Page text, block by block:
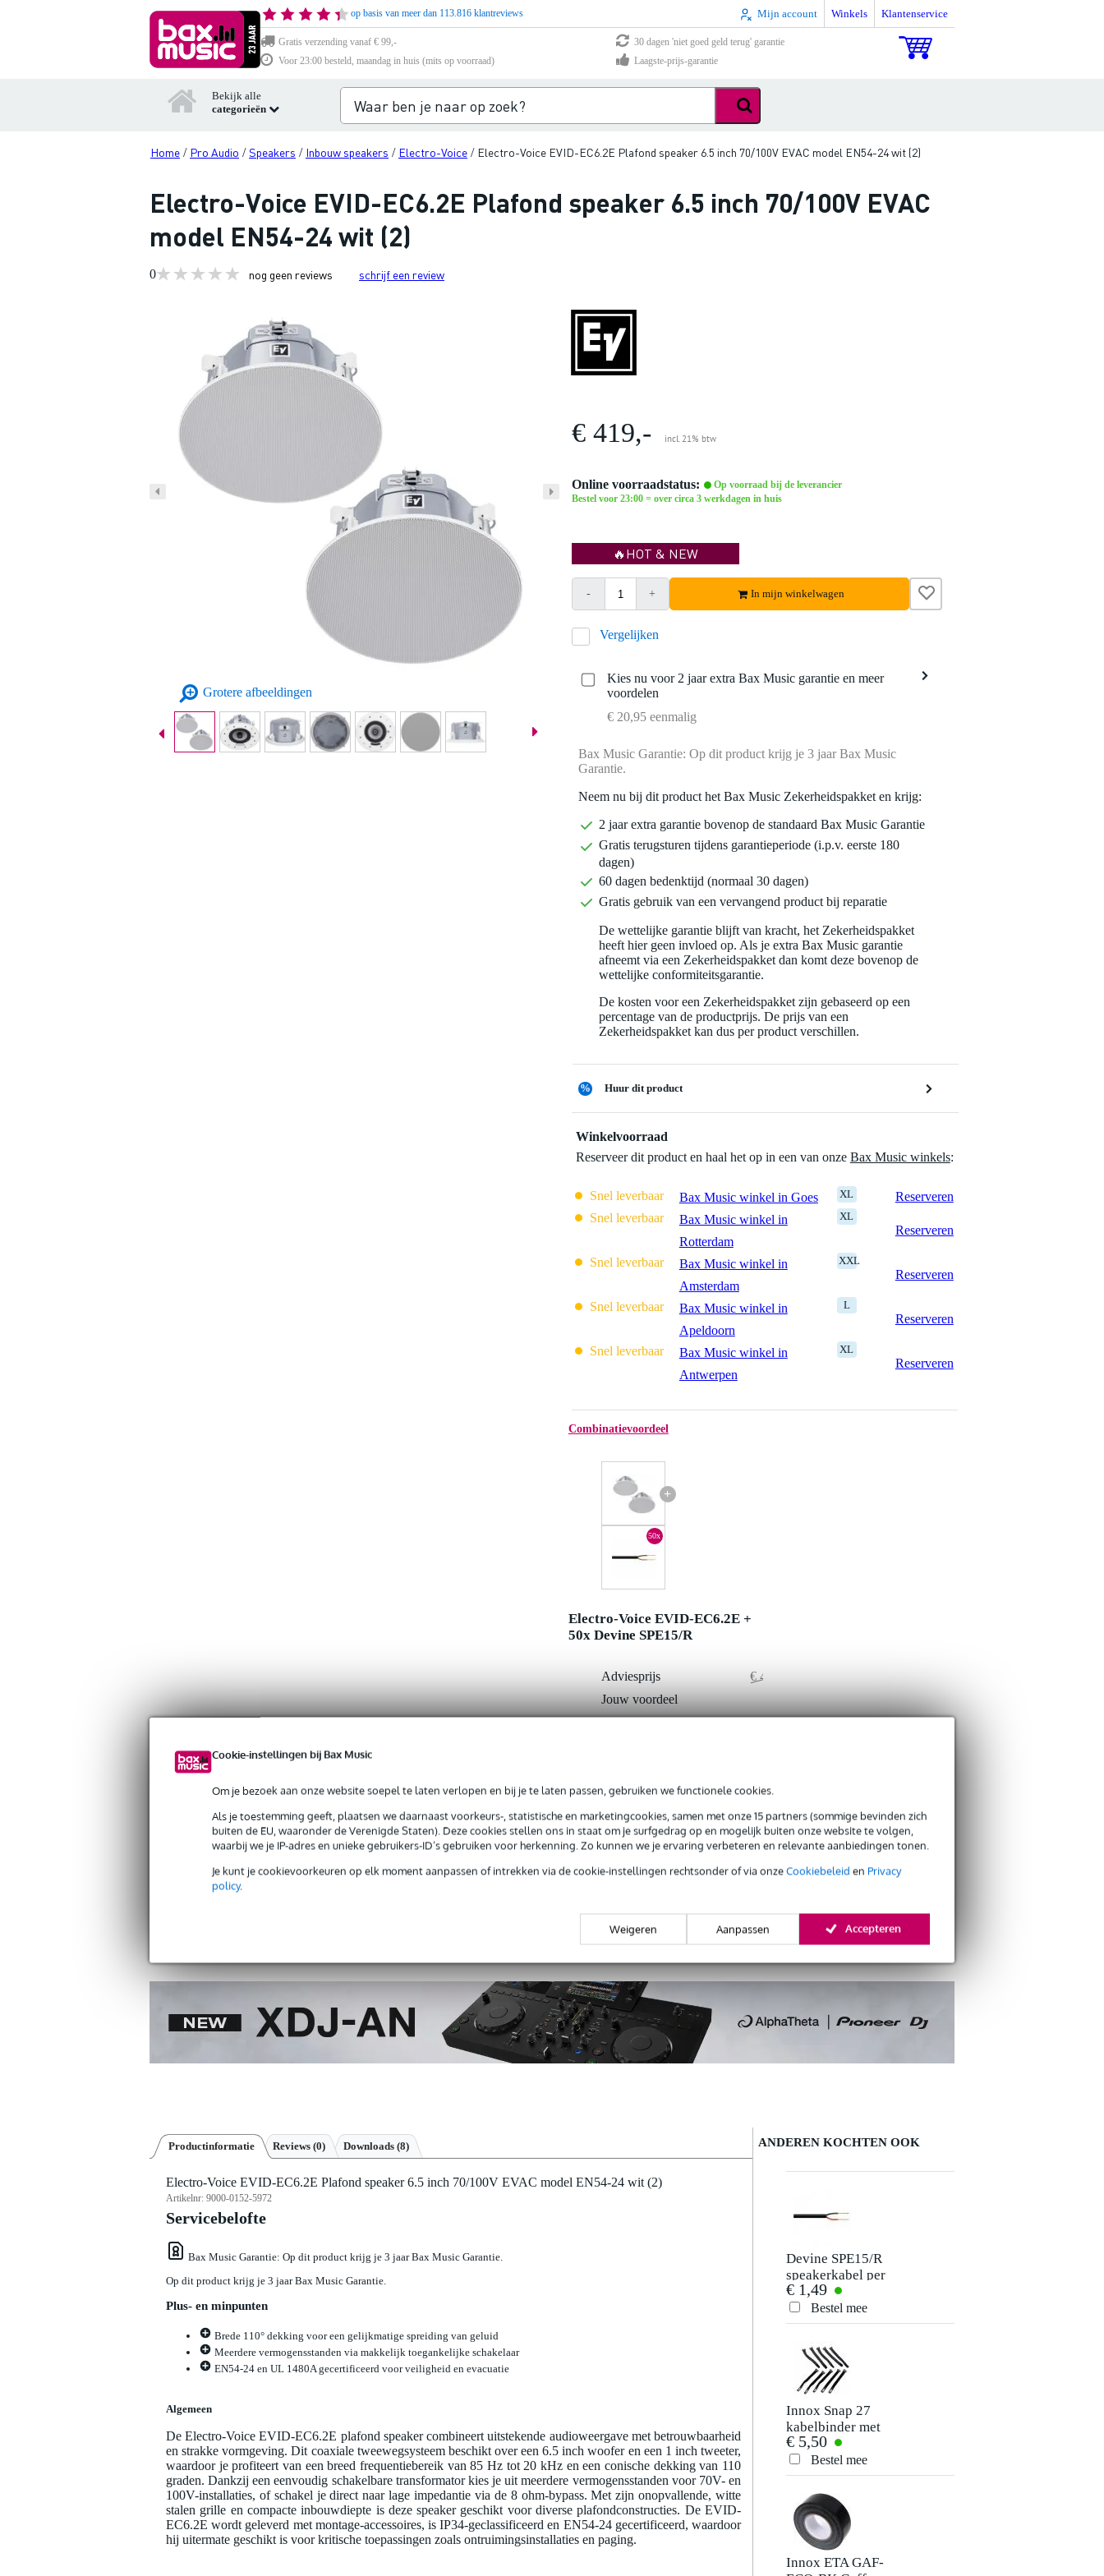
Cookie-instellingen bij Bax Music
Om je bezoek aan onze website soepel te laten verlopen en bij je te laten passen, gebruiken we functionele cookies.
Als je toestemming geeft, plaatsen we daarnaast voorkeurs-, statistische en marketingcookies, samen met onze 15 partners (sommige bevinden zich
buiten de EU, waaronder de Verenigde Staten). Deze cookies stellen ons in staat om je surfgedrag op en mogelijk buiten onze website te volgen,
waarbij we je IP-adres en unieke gebruikers-ID’s gebruiken voor herkenning. Zo kunnen we je ervaring verbeteren en relevante aanbiedingen tonen.
Je kunt je cookievoorkeuren op elk moment aanpassen of intrekken via de cookie-instellingen rechtsonder of via onzeCookiebeleid en Privacy
policy.
Weigeren Aanpassen Accepteren
op basis van meer dan 113.816 klantreviews Mijn account Winkels Klantenservice
Gratis verzending vanaf € 99,-
30 dagen 'niet goed geld terug' garantie
Voor 23:00 besteld, maandag in huis (mits op voorraad)
Laagste-prijs-garantie
Bekijk alle
categorieën
Home / Pro Audio /Speakers / Inbouw speakers / Electro-Voice / Electro-Voice EVID-EC6.2E Plafond speaker 6.5 inch 70/100V EVAC model EN54-24 wit (2)
Electro-Voice EVID-EC6.2E Plafond speaker 6.5 inch 70/100V EVAC
model EN54-24 wit (2)
0 nog geen reviews schrijf een review
Grotere afbeeldingen
€ 419,- incl. 21% btw
Online voorraadstatus:
Op voorraad bij de leverancier
Bestel voor 23:00 = over circa 3 werkdagen in huis
🔥HOT & NEW
- + In mijn winkelwagen
Vergelijken
Kies nu voor 2 jaar extra Bax Music garantie en meer
voordelen
€ 20,95 eenmalig
Bax Music Garantie: Op dit product krijg je 3 jaar Bax Music
Garantie.
Neem nu bij dit product het Bax Music Zekerheidspakket en krijg:
2 jaar extra garantie bovenop de standaard Bax Music Garantie
Gratis terugsturen tijdens garantieperiode (i.p.v. eerste 180
dagen)
60 dagen bedenktijd (normaal 30 dagen)
Gratis gebruik van een vervangend product bij reparatie
De wettelijke garantie blijft van kracht, het Zekerheidspakket
heeft hier geen invloed op. Als je extra Bax Music garantie
afneemt via een Zekerheidspakket dan komt deze bovenop de
wettelijke conformiteitsgarantie.
De kosten voor een Zekerheidspakket zijn gebaseerd op een
percentage van de productprijs. De prijs van een
Zekerheidspakket kan dus per product verschillen.
% Huur dit product
Winkelvoorraad
Reserveer dit product en haal het op in een van onze Bax Music winkels:
Snel leverbaar Bax Music winkel in Goes XL
Reserveren
Snel leverbaar
Bax Music winkel in
Rotterdam
XL
Reserveren
Snel leverbaar
Bax Music winkel in
Amsterdam
XXL
Reserveren
Snel leverbaar
Bax Music winkel in
Apeldoorn
L
Reserveren
Snel leverbaar
Bax Music winkel in
Antwerpen
XL
Reserveren
Combinatievoordeel
+
50x
Electro-Voice EVID-EC6.2E +
50x Devine SPE15/R
Adviesprijs
€ 493,50
Jouw voordeel
Nu als combinatie voor
€ 484,-
Productinformatie
Gratis verzending vanaf € 99,-
Laagste-prijs-garantie
Gratis CO2-neutrale verzending
Productinformatie Reviews (0) Downloads (8)
Electro-Voice EVID-EC6.2E Plafond speaker 6.5 inch 70/100V EVAC model EN54-24 wit (2)
Artikelnr: 9000-0152-5972
Servicebelofte
Bax Music Garantie: Op dit product krijg je 3 jaar Bax Music Garantie.
Op dit product krijg je 3 jaar Bax Music Garantie.
Plus- en minpunten
Brede 110° dekking voor een gelijkmatige spreiding van geluid
Meerdere vermogensstanden via makkelijk toegankelijke schakelaar
EN54-24 en UL 1480A gecertificeerd voor veiligheid en evacuatie
Algemeen
De Electro-Voice EVID-EC6.2E plafond speaker combineert uitstekende audioweergave met betrouwbaarheid
en strakke vormgeving. Dit coaxiale tweewegsysteem beschikt over een 6.5 inch woofer en een 1 inch tweeter,
waardoor je profiteert van een breed frequentiebereik van 85 Hz tot 20 kHz en een conische dekking van 110
graden. Dankzij een eenvoudig schakelbare transformator kies je uit meerdere vermogensstanden voor 70V- en
100V-installaties, of schakel je direct naar lage impedantie via de 8 ohm-bypass. Met zijn onopvallende, witte
stalen grille en compacte inbouwdiepte is deze speaker geschikt voor diverse plafondconstructies. De EVID-
EC6.2E wordt geleverd met montage-accessoires, is IP34-geclassificeerd en EN54-24 gecertificeerd, waardoor
hij uitermate geschikt is voor kritische toepassingen zoals ontruimingsinstallaties en paging.
Je beoordeling
Verstuur
Er zijn nog geen reviews voor dit product.
ANDEREN KOCHTEN OOK
Devine SPE15/R
speakerkabel per
meter, 2x 1.5 mm²
€ 1,49
Bestel mee
Innox Snap 27
kabelbinder met
klittenband smal
zwart (10 stuks)
€ 5,50
Bestel mee
Innox ETA GAF-